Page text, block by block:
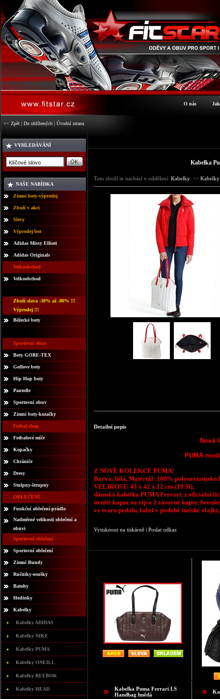
O nás
<< Zpět | Do oblíbených | Úvodní strana
VYHLEDÁVÁNÍ
NAŠE NABÍDKA
Zimní boty-výprodej
Zboží v akci
Slevy
Výprodej bot
Adidas Missy Elliott
Adidas Originals
Velkoobchod
Velkoobchod
Zboží slava -30% až -80% !!!
Výprodej !!!
Běžecké boty
Sportovní obuv
Boty GORE-TEX
Golfove boty
Hip Hop boty
Pantofle
Sportovní obuv
Zimní boty-kozačky
Fotbal shop
Fotbalové míče
Kopačky
Chrániče
Dresy
Stulpny-štrupny
OBLEČENÍ
Funkční oblečení-prádlo
Nadměrné velikosti oblečení a
obuvi
Sportovní oblečení
Sportovní oblečení
Zimní Bundy
Ručníky-osušky
Batohy
Hodinky
Kabelky
Kabelky ADIDAS
Kabelky NIKE
Kabelky PUMA
Kabelky ONEILL
Kabelky REEBOK
Kabelky HEAD
Kabelka
Toto zboží se nachází v oddělení: Kabelky >>
Detailní popis
Nová
PUMA
Z NOVÉ KOLEKCE PUMA!
Barva: bílá, Materiál: 100% polyuretan(eko
VELIKOST: 43 x 42 x 12 cm (19.5l),
dámská kabelka PUMA Ferrari, z oficiální
uvnitř kapsa na zip a 2 zásuvné kapsy,
ve tvaru pedálu, label v podobě italské
Vytisknout na tiskárně | Poslat odkaz
Kabelka Puma Ferrari LS
Handbag hnědá